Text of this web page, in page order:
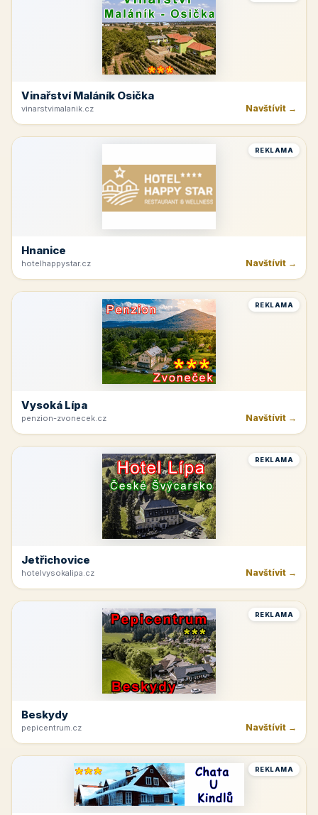
Vinařství Maláník Osička
vinarstvimalanik.cz Navštívit →
REKLAMA
Hnanice
hotelhappystar.cz Navštívit →
REKLAMA
Vysoká Lípa
penzion-zvonecek.cz Navštívit →
REKLAMA
Jetřichovice
hotelvysokalipa.cz Navštívit →
REKLAMA
Beskydy
pepicentrum.cz Navštívit →
REKLAMA